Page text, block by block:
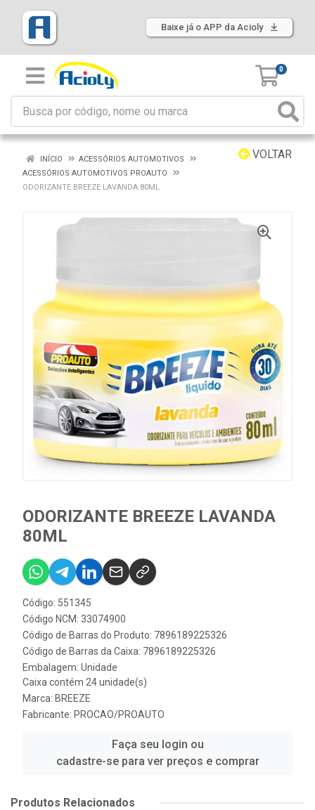
Baixe já o APP da Acioly
0
VOLTAR
INÍCIO
ACESSÓRIOS AUTOMOTIVOS
ACESSÓRIOS AUTOMOTIVOS PROAUTO
ODORIZANTE BREEZE LAVANDA 80ML
ODORIZANTE BREEZE LAVANDA
80ML
Código: 551345
Código NCM: 33074900
Código de Barras do Produto: 7896189225326
Código de Barras da Caixa: 7896189225326
Embalagem: Unidade
Caixa contém 24 unidade(s)
Marca: BREEZE
Fabricante: PROCAO/PROAUTO
Faça seu login ou
cadastre-se para ver preços e comprar
Produtos Relacionados